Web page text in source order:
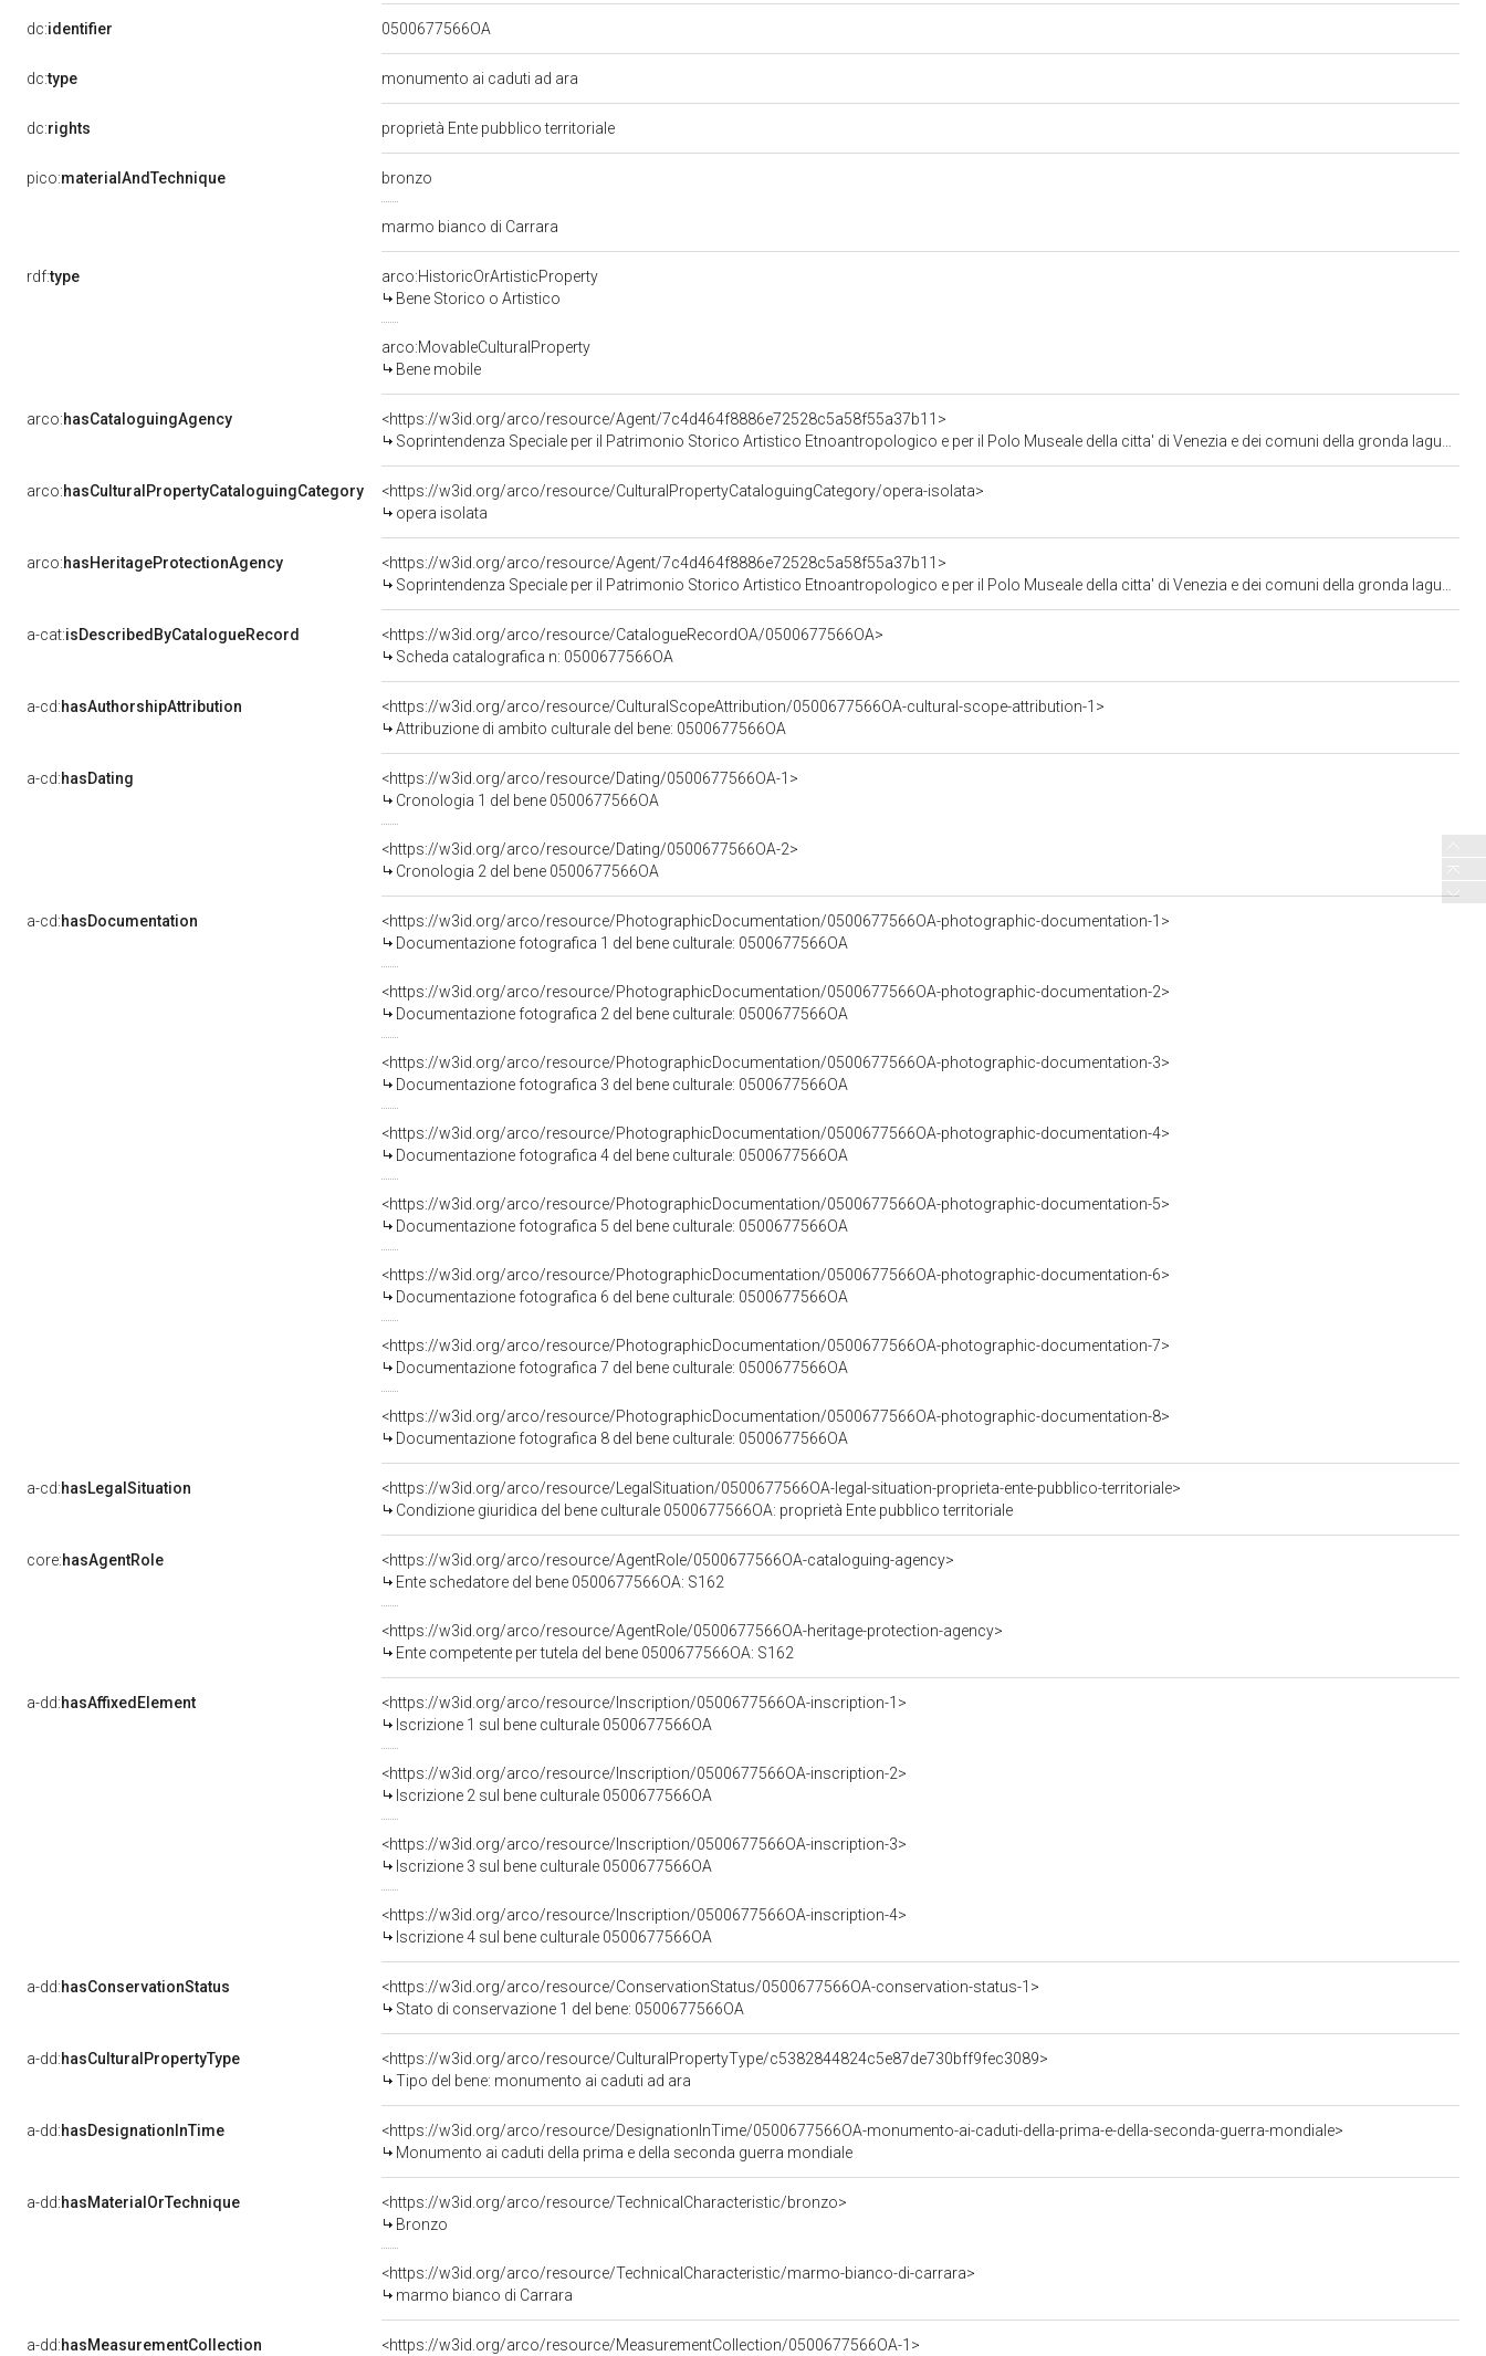
dc:identifier 0500677566OA
dc:type monumento ai caduti ad ara
dc:rights proprietà Ente pubblico territoriale
pico:materialAndTechnique bronzo
marmo bianco di Carrara
rdf:type
arco:HistoricOrArtisticProperty
Bene Storico o Artistico
arco:MovableCulturalProperty
Bene mobile
arco:hasCataloguingAgency
<https://w3id.org/arco/resource/Agent/7c4d464f8886e72528c5a58f55a37b11>
Soprintendenza Speciale per il Patrimonio Storico Artistico Etnoantropologico e per il Polo Museale della citta' di Venezia e dei comuni della gronda lagunare
arco:hasCulturalPropertyCataloguingCategory
<https://w3id.org/arco/resource/CulturalPropertyCataloguingCategory/opera-isolata>
opera isolata
arco:hasHeritageProtectionAgency
<https://w3id.org/arco/resource/Agent/7c4d464f8886e72528c5a58f55a37b11>
Soprintendenza Speciale per il Patrimonio Storico Artistico Etnoantropologico e per il Polo Museale della citta' di Venezia e dei comuni della gronda lagunare
a-cat:isDescribedByCatalogueRecord
<https://w3id.org/arco/resource/CatalogueRecordOA/0500677566OA>
Scheda catalografica n: 0500677566OA
a-cd:hasAuthorshipAttribution
<https://w3id.org/arco/resource/CulturalScopeAttribution/0500677566OA-cultural-scope-attribution-1>
Attribuzione di ambito culturale del bene: 0500677566OA
a-cd:hasDating
<https://w3id.org/arco/resource/Dating/0500677566OA-1>
Cronologia 1 del bene 0500677566OA
<https://w3id.org/arco/resource/Dating/0500677566OA-2>
Cronologia 2 del bene 0500677566OA
a-cd:hasDocumentation
<https://w3id.org/arco/resource/PhotographicDocumentation/0500677566OA-photographic-documentation-1>
Documentazione fotografica 1 del bene culturale: 0500677566OA
<https://w3id.org/arco/resource/PhotographicDocumentation/0500677566OA-photographic-documentation-2>
Documentazione fotografica 2 del bene culturale: 0500677566OA
<https://w3id.org/arco/resource/PhotographicDocumentation/0500677566OA-photographic-documentation-3>
Documentazione fotografica 3 del bene culturale: 0500677566OA
<https://w3id.org/arco/resource/PhotographicDocumentation/0500677566OA-photographic-documentation-4>
Documentazione fotografica 4 del bene culturale: 0500677566OA
<https://w3id.org/arco/resource/PhotographicDocumentation/0500677566OA-photographic-documentation-5>
Documentazione fotografica 5 del bene culturale: 0500677566OA
<https://w3id.org/arco/resource/PhotographicDocumentation/0500677566OA-photographic-documentation-6>
Documentazione fotografica 6 del bene culturale: 0500677566OA
<https://w3id.org/arco/resource/PhotographicDocumentation/0500677566OA-photographic-documentation-7>
Documentazione fotografica 7 del bene culturale: 0500677566OA
<https://w3id.org/arco/resource/PhotographicDocumentation/0500677566OA-photographic-documentation-8>
Documentazione fotografica 8 del bene culturale: 0500677566OA
a-cd:hasLegalSituation
<https://w3id.org/arco/resource/LegalSituation/0500677566OA-legal-situation-proprieta-ente-pubblico-territoriale>
Condizione giuridica del bene culturale 0500677566OA: proprietà Ente pubblico territoriale
core:hasAgentRole
<https://w3id.org/arco/resource/AgentRole/0500677566OA-cataloguing-agency>
Ente schedatore del bene 0500677566OA: S162
<https://w3id.org/arco/resource/AgentRole/0500677566OA-heritage-protection-agency>
Ente competente per tutela del bene 0500677566OA: S162
a-dd:hasAffixedElement
<https://w3id.org/arco/resource/Inscription/0500677566OA-inscription-1>
Iscrizione 1 sul bene culturale 0500677566OA
<https://w3id.org/arco/resource/Inscription/0500677566OA-inscription-2>
Iscrizione 2 sul bene culturale 0500677566OA
<https://w3id.org/arco/resource/Inscription/0500677566OA-inscription-3>
Iscrizione 3 sul bene culturale 0500677566OA
<https://w3id.org/arco/resource/Inscription/0500677566OA-inscription-4>
Iscrizione 4 sul bene culturale 0500677566OA
a-dd:hasConservationStatus
<https://w3id.org/arco/resource/ConservationStatus/0500677566OA-conservation-status-1>
Stato di conservazione 1 del bene: 0500677566OA
a-dd:hasCulturalPropertyType
<https://w3id.org/arco/resource/CulturalPropertyType/c5382844824c5e87de730bff9fec3089>
Tipo del bene: monumento ai caduti ad ara
a-dd:hasDesignationInTime
<https://w3id.org/arco/resource/DesignationInTime/0500677566OA-monumento-ai-caduti-della-prima-e-della-seconda-guerra-mondiale>
Monumento ai caduti della prima e della seconda guerra mondiale
a-dd:hasMaterialOrTechnique
<https://w3id.org/arco/resource/TechnicalCharacteristic/bronzo>
Bronzo
<https://w3id.org/arco/resource/TechnicalCharacteristic/marmo-bianco-di-carrara>
marmo bianco di Carrara
a-dd:hasMeasurementCollection <https://w3id.org/arco/resource/MeasurementCollection/0500677566OA-1>